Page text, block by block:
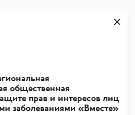
общественная
прав и интересов лиц
заболеваниями «Вместе»